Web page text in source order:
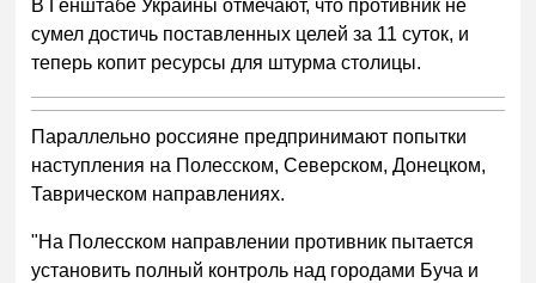
В Генштабе Украины отмечают, что противник не
сумел достичь поставленных целей за 11 суток, и
теперь копит ресурсы для штурма столицы.
Параллельно россияне предпринимают попытки
наступления на Полесском, Северском, Донецком,
Таврическом направлениях.
"На Полесском направлении противник пытается
установить полный контроль над городами Буча и